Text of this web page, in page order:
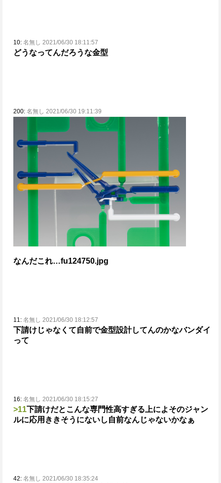
10: 名無し 2021/06/30 18:11:57
どうなってんだろうな金型
200: 名無し 2021/06/30 19:11:39
なんだこれ…fu124750.jpg
11: 名無し 2021/06/30 18:12:57
下請けじゃなくて自前で金型設計してんのかなバンダイ
って
16: 名無し 2021/06/30 18:15:27
>11下請けだとこんな専門性高すぎる上によそのジャン
ルに応用ききそうにないし 自前なんじゃないかなぁ
42: 名無し 2021/06/30 18:35:24